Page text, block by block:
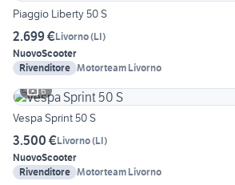
Piaggio Liberty 50 S
2.699 €Livorno(LI)
NuovoScooter
Rivenditore Motorteam Livorno
6
Vespa Sprint 50 S
3.500 €Livorno(LI)
NuovoScooter
Rivenditore Motorteam Livorno